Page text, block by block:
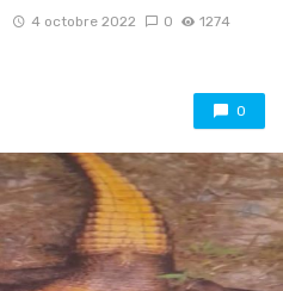
4 octobre 2022 0
1274
0